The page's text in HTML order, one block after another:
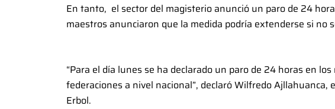
En tanto, el sector del magisterio anunció un paro de 24
maestros anunciaron que la medida podría extenderse si no
“Para el día lunes se ha declarado un paro de 24 horas en
federaciones a nivel nacional”, declaró Wilfredo Ajllahuanca,
Erbol.